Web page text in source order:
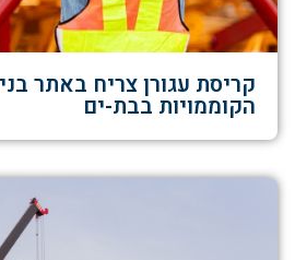
קריסת עגורן צריח באתר
הקוממויות בבת-ים